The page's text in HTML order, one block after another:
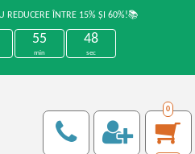
REDUCERE ÎNTRE 15% ȘI 60%!📚
55
min
48
sec
0